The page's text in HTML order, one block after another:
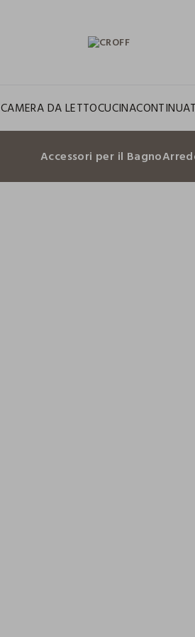
CAMERA DA LETTOCUCINA
Accessori per il Bagno